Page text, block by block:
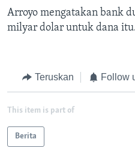
Arroyo mengatakan bank
milyar dolar untuk dana
Teruskan Follow
This item is part of
Berita